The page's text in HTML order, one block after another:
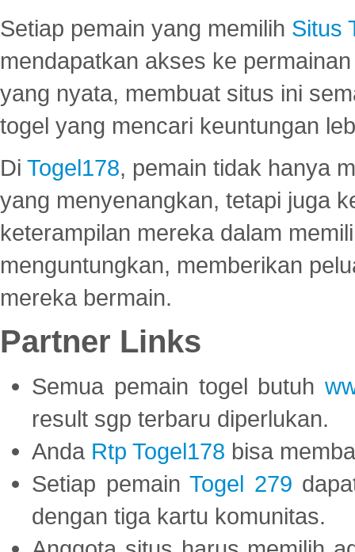
Setiap pemain yang memilih Situs
mendapatkan akses ke
yang nyata, membuat situs ini
togel yang mencari keuntungan
Di Togel178, pemain tidak hanya
yang menyenangkan, tetapi juga
keterampilan mereka dalam
menguntungkan, memberikan
mereka bermain.
Partner Links
Semua pemain togel butuh
result sgp terbaru diperlukan.
Anda Rtp Togel178 bisa
Setiap pemainTogel 279
dengan tiga kartu komunitas.